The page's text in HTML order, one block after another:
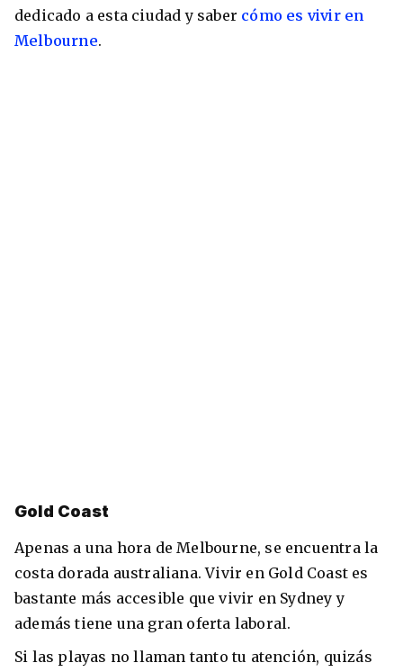
dedicado a esta ciudad y saber cómo es vivir en
Melbourne.
Gold Coast
Apenas a una hora de Melbourne, se encuentra la
costa dorada australiana. Vivir en Gold Coast es
bastante más accesible que vivir en Sydney y
además tiene una gran oferta laboral.
Si las playas no llaman tanto tu atención, quizás